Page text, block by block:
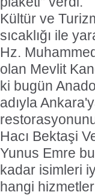
Kültür ve
sıcaklığı ile
Hz.
olan Mevlit
ki bugün
adıyla
Hacı Bektaşi
Yunus Emre
kadar isimleri
hangi